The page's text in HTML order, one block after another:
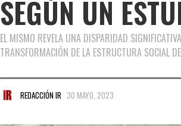
SEGÚN UN
EL MISMO REVELA UNA DISPARIDAD
TRANSFORMACIÓN DE LA ESTRUCTURA SOCIAL
REDACCIÓN IR 30 MAYO, 2023